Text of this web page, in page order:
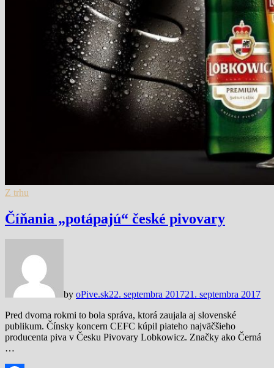
Z trhu
Číňania „potápajú“ české pivovary
by oPive.sk22. septembra 201721. septembra 2017
Pred dvoma rokmi to bola správa, ktorá zaujala aj slovenské
publikum. Čínsky koncern CEFC kúpil piateho najväčšieho
producenta piva v Česku Pivovary Lobkowicz. Značky ako Černá
…